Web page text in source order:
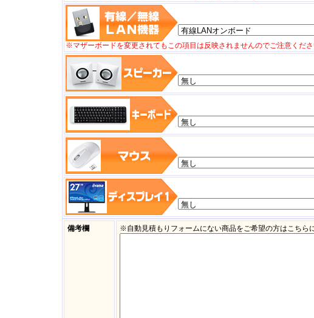
※マザーボードを変更されてもこの項目は反映されませんのでご注意くださ
備考欄 ※自動見積もりフォームにない商品をご希望の方はこちら